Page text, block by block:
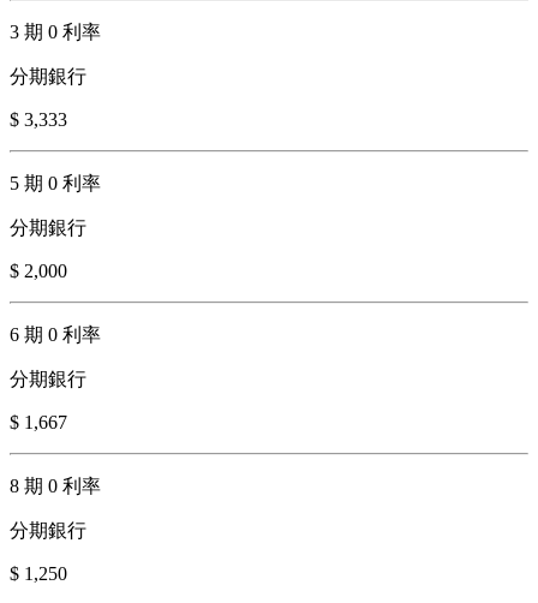
3 期 0 利率
分期銀行
$ 3,333
5 期 0 利率
分期銀行
$ 2,000
6 期 0 利率
分期銀行
$ 1,667
8 期 0 利率
分期銀行
$ 1,250